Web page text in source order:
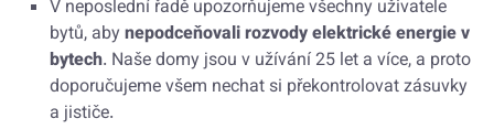
V neposlední řadě upozorňujeme všechny uživatele
bytů, aby nepodceňovali rozvody elektrické energie v
bytech. Naše domy jsou v užívání 25 let a více, a proto
doporučujeme všem nechat si překontrolovat zásuvky
a jističe.